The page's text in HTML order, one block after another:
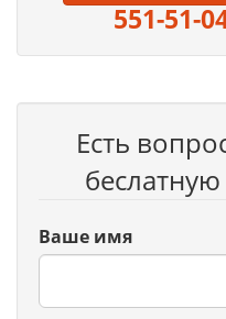
551-51-
Есть
Ваше имя